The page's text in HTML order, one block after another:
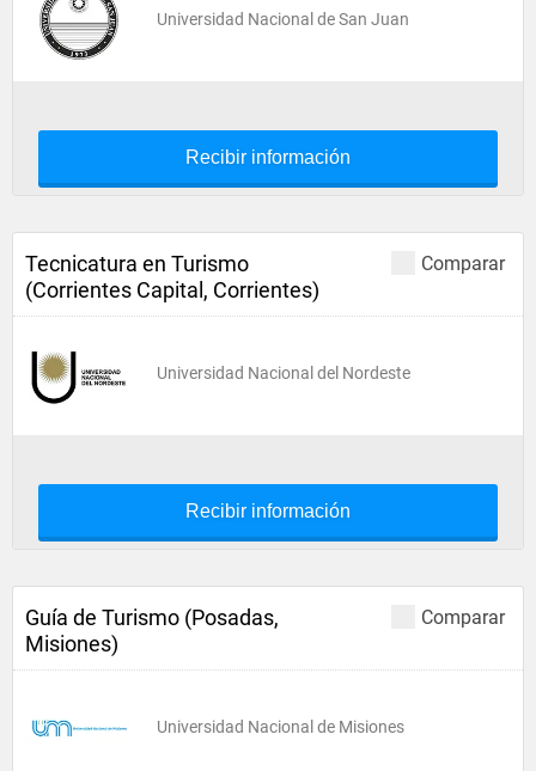
Universidad Nacional de San Juan
Recibir información
Comparar
Tecnicatura en Turismo
(Corrientes Capital, Corrientes)
Universidad Nacional del Nordeste
Recibir información
Comparar
Guía de Turismo (Posadas,
Misiones)
Universidad Nacional de Misiones